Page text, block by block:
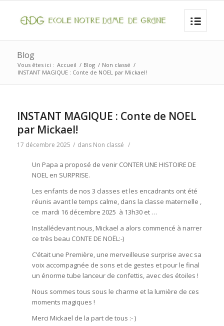
Blog
Vous êtes ici : Accueil / Blog / Non classé /
INSTANT MAGIQUE : Conte de NOEL par Mickael!
INSTANT MAGIQUE : Conte de NOEL
par Mickael!
17 décembre 2025 / dans Non classé /
Un Papa a proposé de venir CONTER UNE HISTOIRE DE
NOEL en SURPRISE.
Les enfants de nos 3 classes et les encadrants ont été
réunis avant le temps calme, dans la classe maternelle ,
ce mardi 16 décembre 2025 à 13h30 et …
Installédevant nous, Mickael a alors commencé à narrer
ce très beau CONTE DE NOËL:-)
C’était une Première, une merveilleuse surprise avec sa
voix accompagnée de sons et de gestes et pour le final
un énorme tube lanceur de confettis, avec des étoiles !
Nous sommes tous sous le charme et la lumière de ces
moments magiques !
Merci Mickael de la part de tous :- )